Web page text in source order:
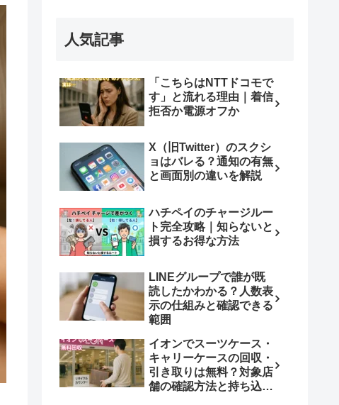
人気記事
「こちらはNTTドコモで
す」と流れる理由｜着信
拒否か電源オフか
X（旧Twitter）のスクシ
ョはバレる？通知の有無
と画面別の違いを解説
ハチペイのチャージルー
ト完全攻略｜知らないと
損するお得な方法
LINEグループで誰が既
読したかわかる？人数表
示の仕組みと確認できる
範囲
イオンでスーツケース・
キャリーケースの回収・
引き取りは無料？対象店
舗の確認方法と持ち込み